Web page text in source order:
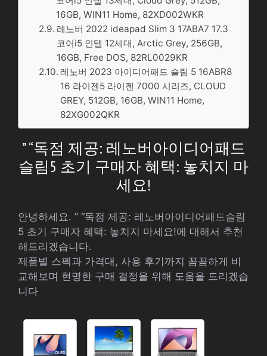
16GB, WIN11 Home, 82XD002WKR
레노버 2022 ideapad Slim 3 17ABA7 17.3
코어i5 인텔 12세대, Arctic Grey, 256GB,
16GB, Free DOS, 82RL0029KR
레노버 2023 아이디어패드 슬림 5 16ABR8
16 라이젠5 라이젠 7000 시리즈, CLOUD
GREY, 512GB, 16GB, WIN11 Home,
82XG002QKR
” “독점 제공: 레노버아이디어패드
슬림5 초기 구매자 혜택: 놓치지 마
세요!
안녕하세요. ” “독점 제공: 레노버아이디어패드슬림
5 초기 구매자 혜택: 놓치지 마세요!에 대해서 추천
해드리겠습니다.
제품별 스펙과 가격대, 사용 후기까지 꼼꼼하게 비
교해보며 현명한 구매 결정을 위해 도움을 드리겠습
니다